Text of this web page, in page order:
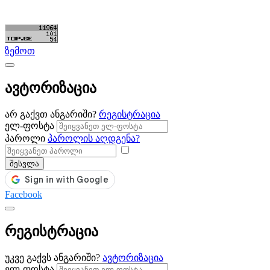
ზემოთ
ავტორიზაცია
არ გაქვთ ანგარიში? რეგისტრაცია
ელ-ფოსტა
პაროლი პაროლის აღდგენა?
შესვლა
Facebook
რეგისტრაცია
უკვე გაქვს ანგარიში? ავტორიზაცია